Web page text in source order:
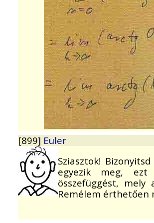
[899] Euler
Sziasztok!
egyezik meg, ezt
összefüggést,
Remélem érthetően